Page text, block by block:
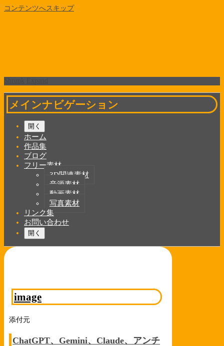
コンテンツへスキップ
メインナビゲーション
開く
ホーム
作品集
ブログ
フリー素材
3D関連素材
音源素材
動画素材
写真素材
リンク集
お問い合わせ
開く
image
添付元
ChatGPT、Gemini、Claude、アンチ